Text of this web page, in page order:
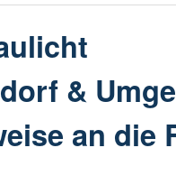
&
an die